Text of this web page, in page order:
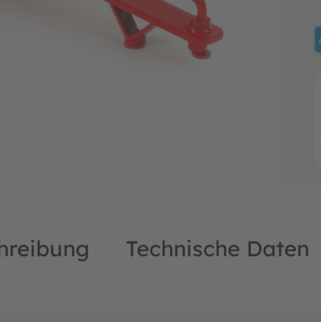
Technische Daten